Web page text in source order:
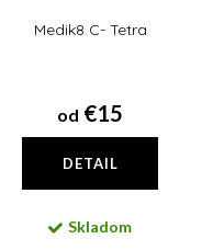
Medik8 C- Tetra
od €15
DETAIL
Skladom